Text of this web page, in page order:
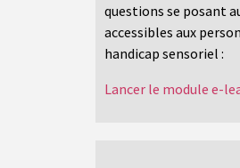
questions se posant
accessibles aux
handicap sensoriel :
Lancer le module e-